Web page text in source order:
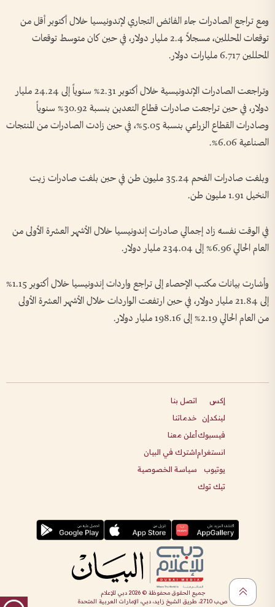
ومع تراجع الصادرات جاء الفائض التجاري لإندونيسيا خلال أكتوبر أقل من
توقعات المحللين، مسجلاً 2.4 مليار دولار، في حين كان متوسط توقعات
المحللين 6.717 مليارات دولار.
وتراجعت الصادرات الإندونيسية خلال أكتوبر 2.31% سنوياً إلى 24.24 مليار
دولار، في حين تراجعت صادرات قطاع التعدين بنسبة 30.92% سنوياً
وصادرات القطاع الزراعي بنسبة 5.05%، في حين زادت الصادرات من المنتجات
الصناعية 6.06%.
وبلغت صادرات الفحم 35.24 مليون طن في حين بلغت صادرات زيت
النخيل 1.91 مليون طن.
في الوقت نفسه زاد إجمالي صادرات إندونيسيا خلال الأشهر العشرة الأولى من
العام الحالي 6.96% إلى 234.04 مليار دولار.
وأشارت بيانات مكتب الإحصاء إلى تراجع واردات إندونيسيا خلال أكتوبر 1.15%
إلى 21.84 مليار دولار، في حين ارتفعت الواردات خلال الأشهر العشرة الأولى
من العام الحالي 2.19% إلى 198.16 مليار دولار.
إكس
لينكدإن
فيسبوك
انستغرام
يوتيوب
تيك توك
اتصل بنا
خدماتنا
أعلن معنا
اشترك في البيان
سياسة الخصوصية
جميع الحقوق محفوظة ©2026 دبي للإعلام
ص.ب 2710، طريق الشيخ زايد، دبي، الإمارات العربية المتحدة